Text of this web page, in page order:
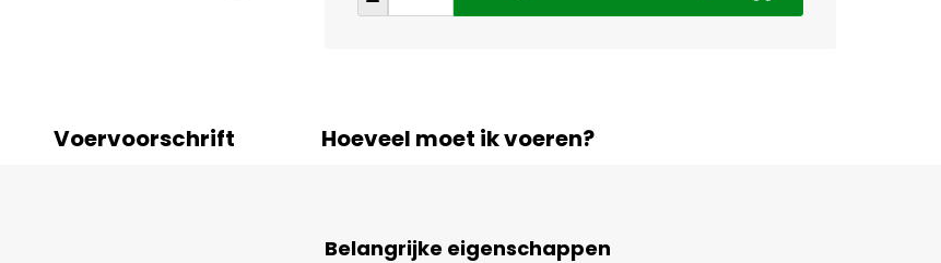
Voervoorschrift Hoeveel moet ik voeren?
Belangrijke eigenschappen